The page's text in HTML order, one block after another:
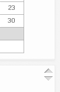
23
30